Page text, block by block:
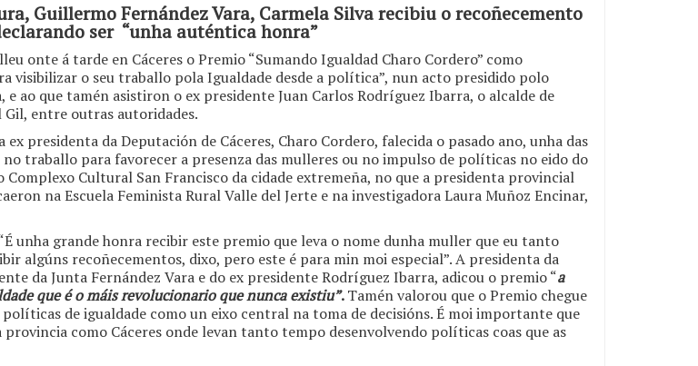
Guillermo Fernández Vara, Carmela Silva recibiu o recoñecemento
ser “unha auténtica honra”
onte á tarde en Cáceres o Premio “Sumando Igualdad Charo Cordero” como
visibilizar o seu traballo pola Igualdade desde a política”, nun acto presidido polo
ao que tamén asistiron o ex presidente Juan Carlos Rodríguez Ibarra, o alcalde de
Gil, entre outras autoridades.
presidenta da Deputación de Cáceres, Charo Cordero, falecida o pasado ano, unha das
traballo para favorecer a presenza das mulleres ou no impulso de políticas no eido do
Cultural San Francisco da cidade extremeña, no que a presidenta provincial
na Escuela Feminista Rural Valle del Jerte e na investigadora Laura Muñoz Encinar,
unha grande honra recibir este premio que leva o nome dunha muller que eu tanto
algúns recoñecementos, dixo, pero este é para min moi especial”. A presidenta da
da Junta Fernández Vara e do ex presidente Rodríguez Ibarra, adicou o premio “a
que é o máis revolucionario que nunca existiu”.Tamén valorou que o Premio chegue
de igualdade como un eixo central na toma de decisións. É moi importante que
provincia como Cáceres onde levan tanto tempo desenvolvendo políticas coas que as